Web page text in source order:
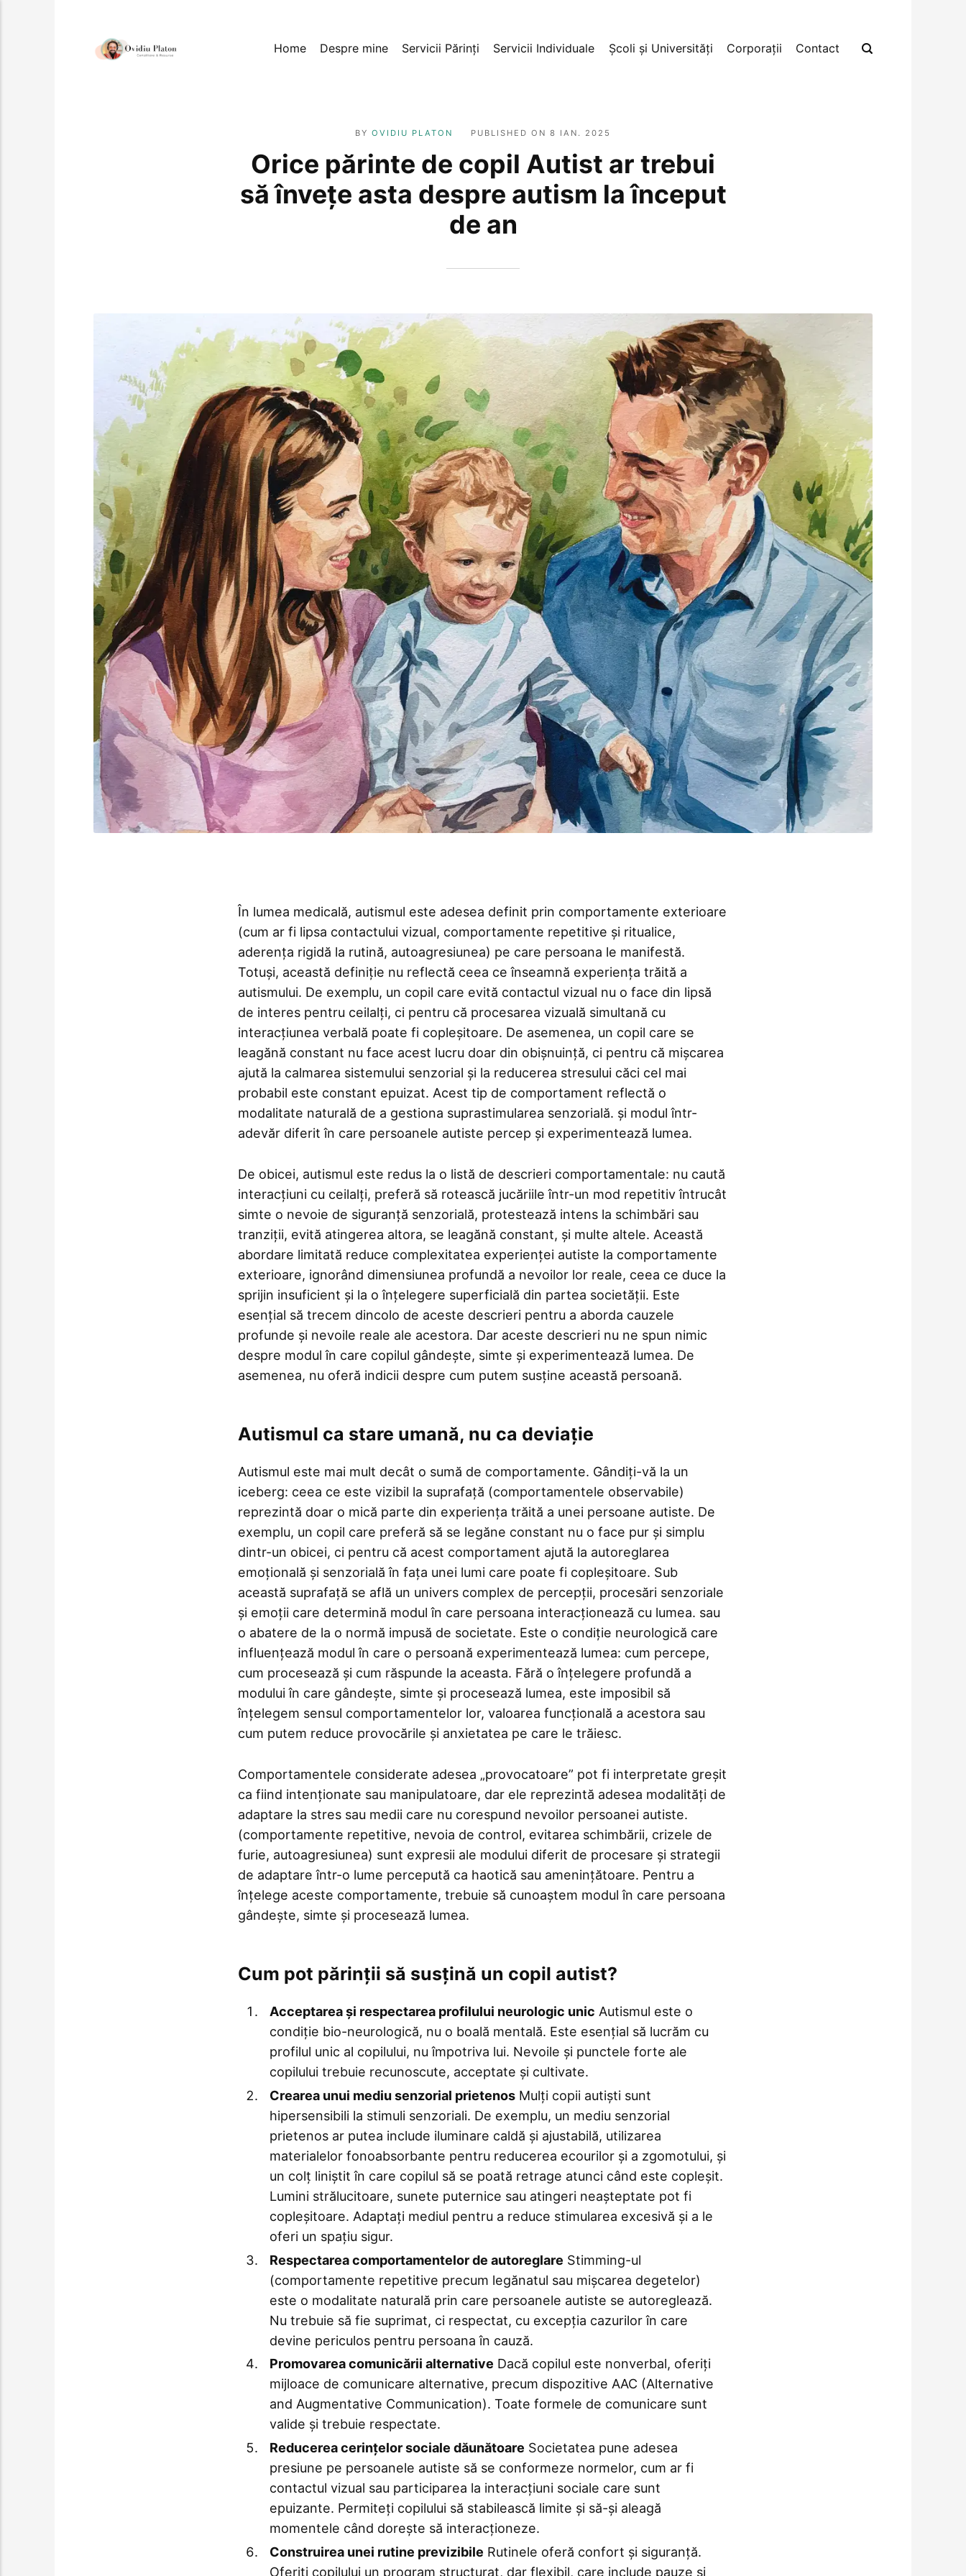
Home Despre mine Servicii Părinți Servicii Individuale Școli și Universități Corporații Contact
BY OVIDIU PLATON PUBLISHED ON 8 IAN. 2025
Orice părinte de copil Autist ar trebui
să învețe asta despre autism la început
de an
În lumea medicală, autismul este adesea definit prin comportamente exterioare
(cum ar fi lipsa contactului vizual, comportamente repetitive și ritualice,
aderența rigidă la rutină, autoagresiunea) pe care persoana le manifestă.
Totuși, această definiție nu reflectă ceea ce înseamnă experiența trăită a
autismului. De exemplu, un copil care evită contactul vizual nu o face din lipsă
de interes pentru ceilalți, ci pentru că procesarea vizuală simultană cu
interacțiunea verbală poate fi copleșitoare. De asemenea, un copil care se
leagănă constant nu face acest lucru doar din obișnuință, ci pentru că mișcarea
ajută la calmarea sistemului senzorial și la reducerea stresului căci cel mai
probabil este constant epuizat. Acest tip de comportament reflectă o
modalitate naturală de a gestiona suprastimularea senzorială. și modul într-
adevăr diferit în care persoanele autiste percep și experimentează lumea.
De obicei, autismul este redus la o listă de descrieri comportamentale: nu caută
interacțiuni cu ceilalți, preferă să rotească jucăriile într-un mod repetitiv întrucât
simte o nevoie de siguranță senzorială, protestează intens la schimbări sau
tranziții, evită atingerea altora, se leagănă constant, și multe altele. Această
abordare limitată reduce complexitatea experienței autiste la comportamente
exterioare, ignorând dimensiunea profundă a nevoilor lor reale, ceea ce duce la
sprijin insuficient și la o înțelegere superficială din partea societății. Este
esențial să trecem dincolo de aceste descrieri pentru a aborda cauzele
profunde și nevoile reale ale acestora. Dar aceste descrieri nu ne spun nimic
despre modul în care copilul gândește, simte și experimentează lumea. De
asemenea, nu oferă indicii despre cum putem susține această persoană.
Autismul ca stare umană, nu ca deviație
Autismul este mai mult decât o sumă de comportamente. Gândiți-vă la un
iceberg: ceea ce este vizibil la suprafață (comportamentele observabile)
reprezintă doar o mică parte din experiența trăită a unei persoane autiste. De
exemplu, un copil care preferă să se legăne constant nu o face pur și simplu
dintr-un obicei, ci pentru că acest comportament ajută la autoreglarea
emoțională și senzorială în fața unei lumi care poate fi copleșitoare. Sub
această suprafață se află un univers complex de percepții, procesări senzoriale
și emoții care determină modul în care persoana interacționează cu lumea. sau
o abatere de la o normă impusă de societate. Este o condiție neurologică care
influențează modul în care o persoană experimentează lumea: cum percepe,
cum procesează și cum răspunde la aceasta. Fără o înțelegere profundă a
modului în care gândește, simte și procesează lumea, este imposibil să
înțelegem sensul comportamentelor lor, valoarea funcțională a acestora sau
cum putem reduce provocările și anxietatea pe care le trăiesc.
Comportamentele considerate adesea „provocatoare” pot fi interpretate greșit
ca fiind intenționate sau manipulatoare, dar ele reprezintă adesea modalități de
adaptare la stres sau medii care nu corespund nevoilor persoanei autiste.
(comportamente repetitive, nevoia de control, evitarea schimbării, crizele de
furie, autoagresiunea) sunt expresii ale modului diferit de procesare și strategii
de adaptare într-o lume percepută ca haotică sau amenințătoare. Pentru a
înțelege aceste comportamente, trebuie să cunoaștem modul în care persoana
gândește, simte și procesează lumea.
Cum pot părinții să susțină un copil autist?
Acceptarea și respectarea profilului neurologic unic Autismul este o
condiție bio-neurologică, nu o boală mentală. Este esențial să lucrăm cu
profilul unic al copilului, nu împotriva lui. Nevoile și punctele forte ale
copilului trebuie recunoscute, acceptate și cultivate.
Crearea unui mediu senzorial prietenos Mulți copii autiști sunt
hipersensibili la stimuli senzoriali. De exemplu, un mediu senzorial
prietenos ar putea include iluminare caldă și ajustabilă, utilizarea
materialelor fonoabsorbante pentru reducerea ecourilor și a zgomotului, și
un colț liniștit în care copilul să se poată retrage atunci când este copleșit.
Lumini strălucitoare, sunete puternice sau atingeri neașteptate pot fi
copleșitoare. Adaptați mediul pentru a reduce stimularea excesivă și a le
oferi un spațiu sigur.
Respectarea comportamentelor de autoreglare Stimming-ul
(comportamente repetitive precum legănatul sau mișcarea degetelor)
este o modalitate naturală prin care persoanele autiste se autoreglează.
Nu trebuie să fie suprimat, ci respectat, cu excepția cazurilor în care
devine periculos pentru persoana în cauză.
Promovarea comunicării alternative Dacă copilul este nonverbal, oferiți
mijloace de comunicare alternative, precum dispozitive AAC (Alternative
and Augmentative Communication). Toate formele de comunicare sunt
valide și trebuie respectate.
Reducerea cerințelor sociale dăunătoare Societatea pune adesea
presiune pe persoanele autiste să se conformeze normelor, cum ar fi
contactul vizual sau participarea la interacțiuni sociale care sunt
epuizante. Permiteți copilului să stabilească limite și să-și aleagă
momentele când dorește să interacționeze.
Construirea unei rutine previzibile Rutinele oferă confort și siguranță.
Oferiți copilului un program structurat, dar flexibil, care include pauze și